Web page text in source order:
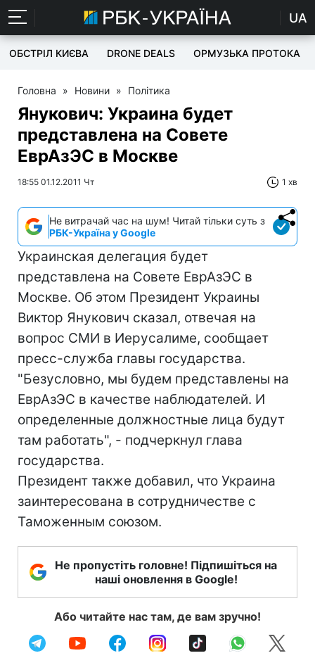
UA
ОБСТРІЛ КИЄВА DRONE DEALS ОРМУЗЬКА ПРОТОКА
Головна » Новини » Політика
Янукович: Украина будет
представлена ​​на Совете
ЕврАзЭС в Москве
18:55 01.12.2011 Чт 1 хв
Не витрачай час на шум! Читай тільки суть з
РБК-Україна у Google
Украинская делегация будет
представлена ​​на Совете ЕврАзЭС в
Москве. Об этом Президент Украины
Виктор Янукович сказал, отвечая на
вопрос СМИ в Иерусалиме, сообщает
пресс-служба главы государства.
"Безусловно, мы будем представлены на
ЕврАзЭС в качестве наблюдателей. И
определенные должностные лица будут
там работать", - подчеркнул глава
государства.
Президент также добавил, что Украина
заинтересована в сотрудничестве с
Таможенным союзом.
Не пропустіть головне! Підпишіться на
наші оновлення в Google!
Або читайте нас там, де вам зручно!